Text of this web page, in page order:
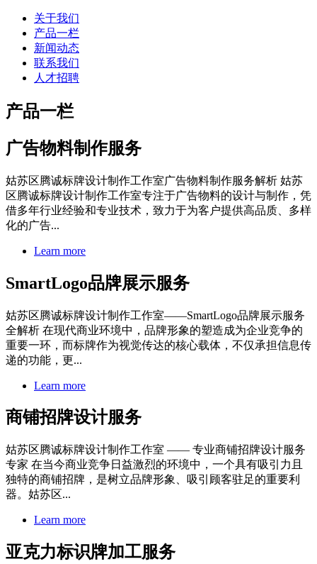
关于我们
产品一栏
新闻动态
联系我们
人才招聘
产品一栏
广告物料制作服务
姑苏区腾诚标牌设计制作工作室广告物料制作服务解析 姑苏
区腾诚标牌设计制作工作室专注于广告物料的设计与制作，凭
借多年行业经验和专业技术，致力于为客户提供高品质、多样
化的广告...
Learn more
SmartLogo品牌展示服务
姑苏区腾诚标牌设计制作工作室——SmartLogo品牌展示服务
全解析 在现代商业环境中，品牌形象的塑造成为企业竞争的
重要一环，而标牌作为视觉传达的核心载体，不仅承担信息传
递的功能，更...
Learn more
商铺招牌设计服务
姑苏区腾诚标牌设计制作工作室 —— 专业商铺招牌设计服务
专家 在当今商业竞争日益激烈的环境中，一个具有吸引力且
独特的商铺招牌，是树立品牌形象、吸引顾客驻足的重要利
器。姑苏区...
Learn more
亚克力标识牌加工服务